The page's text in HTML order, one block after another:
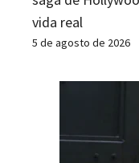
vida real
5 de agosto de 2026